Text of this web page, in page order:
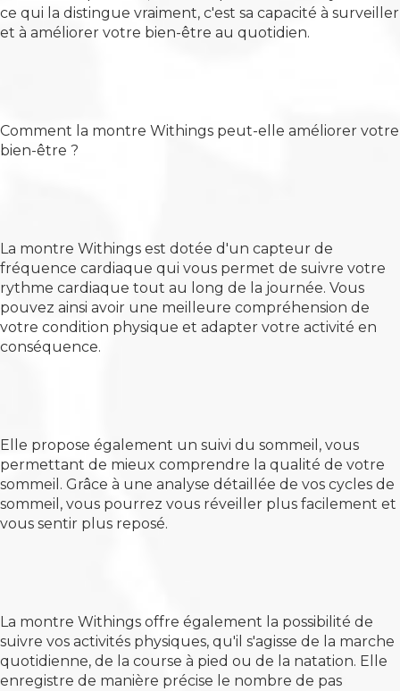
ce qui la distingue vraiment, c'est sa capacité à surveiller
et à améliorer votre bien-être au quotidien.
Comment la montre Withings peut-elle améliorer votre
bien-être ?
La montre Withings est dotée d'un capteur de
fréquence cardiaque qui vous permet de suivre votre
rythme cardiaque tout au long de la journée. Vous
pouvez ainsi avoir une meilleure compréhension de
votre condition physique et adapter votre activité en
conséquence.
Elle propose également un suivi du sommeil, vous
permettant de mieux comprendre la qualité de votre
sommeil. Grâce à une analyse détaillée de vos cycles de
sommeil, vous pourrez vous réveiller plus facilement et
vous sentir plus reposé.
La montre Withings offre également la possibilité de
suivre vos activités physiques, qu'il s'agisse de la marche
quotidienne, de la course à pied ou de la natation. Elle
enregistre de manière précise le nombre de pas